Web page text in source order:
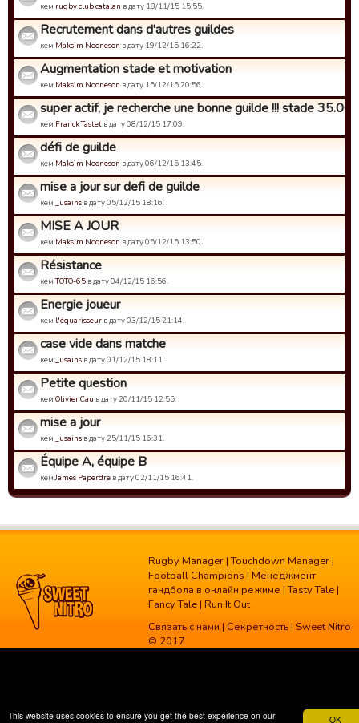
OK
This website uses cookies to ensure you get the best experience on our
кем rugby club catalan в дату 18/11/15 15:55.
Recrutement dans d'autres guildes
кем Maksim Nooneson в дату 19/12/15 16:22.
Augmentation stade et motivation
кем Maksim Nooneson в дату 15/12/15 20:56.
super actif, je recherche une bonne guilde !!! stade
кем Franck Tastet в дату 08/12/15 17:09.
défi de guilde
кем Maksim Nooneson в дату 06/12/15 13:45.
mise a jour sur defi de guilde
кем _usains в дату 05/12/15 18:16.
MISE A JOUR
кем Maksim Nooneson в дату 05/12/15 13:50.
Résistance
кемTOTO-65 в дату 04/12/15 16:56.
Energie joueur
кем l'équarisseur в дату 03/12/15 21:14.
case vide dans matche
кем _usains в дату 01/12/15 18:11.
Petite question
кем Olivier Cau в дату 20/11/15 12:55.
mise a jour
кем _usains в дату 25/11/15 16:31.
Équipe A, équipe B
кемJames Paperdre в дату 02/11/15 16:41.
Rugby Manager |Touchdown Manager |
Football Champions | Менеджмент
гандбола в онлайн режиме |Tasty Tale |
Fancy Tale | Run It Out
Связать с нами | Секретность | Sweet Nitro
© 2017